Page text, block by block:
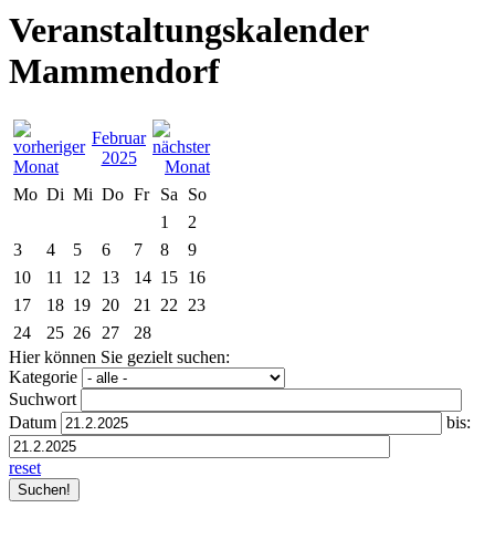
Veranstaltungskalender
Mammendorf
Februar
2025
Mo Di Mi Do Fr Sa
So
1
2
3
4 5 6 7 8
9
10
11 12 13 14 15 16
17
18 19 20 21 22
23
24
25 26 27
28
Hier können Sie gezielt suchen:
Kategorie
Suchwort
Datum
bis:
reset